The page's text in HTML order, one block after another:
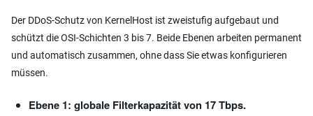
Der DDoS-Schutz von KernelHost ist zweistufig aufgebaut und
schützt die OSI-Schichten 3 bis 7. Beide Ebenen arbeiten permanent
und automatisch zusammen, ohne dass Sie etwas konfigurieren
müssen.
Ebene 1: globale Filterkapazität von 17 Tbps.